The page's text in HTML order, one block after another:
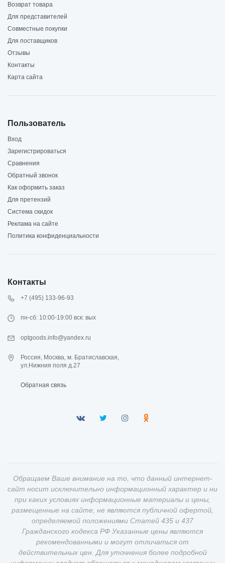
Возврат товара
Для представителей
Совместные покупки
Для поставщиков
Отзывы
Контакты
Карта сайта
Пользователь
Вход
Зарегистрироваться
Сравнения
Обратный звонок
Как оформить заказ
Для претензий
Система скидок
Реклама на сайте
Политика конфиденциальности
Контакты
+7 (495) 133-96-93
пн-сб: 10:00-19:00 вск: вых
optgoods.info@yandex.ru
Россия, Москва, м. Братиславская,
ул.Нижния поля д.27
Обратная связь
Обращаем Ваше внимание на то, что данный интернет-
сайт носит исключительно информационный характер и ни
при каких условиях информационные материалы и цены,
размещенные на сайте, не являются публичной офертой,
определяемой положениями Статей 435 и 437
Гражданского кодекса РФ Указанные цены являются
рекомендованными и могут отличаться от
действительных цен. Для уточнения более подробной